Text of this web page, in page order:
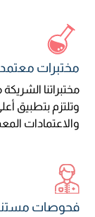
مختبرات
مختبراتنا
وتلتزم بتطبيق
والاعتمادات
فحوصات